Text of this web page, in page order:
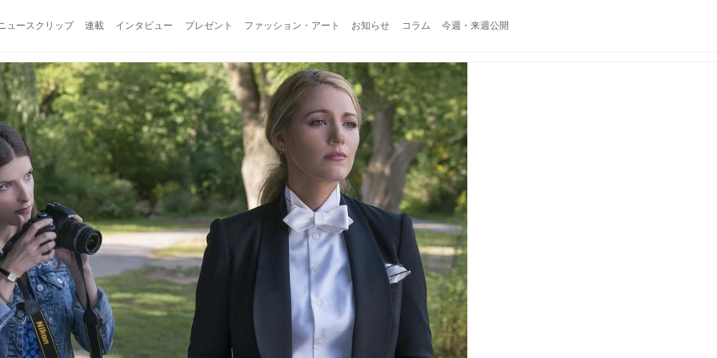
ュースクリップ 連載 インタビュー プレゼント ファッション・アート お知らせ コラム 今週・来週公開